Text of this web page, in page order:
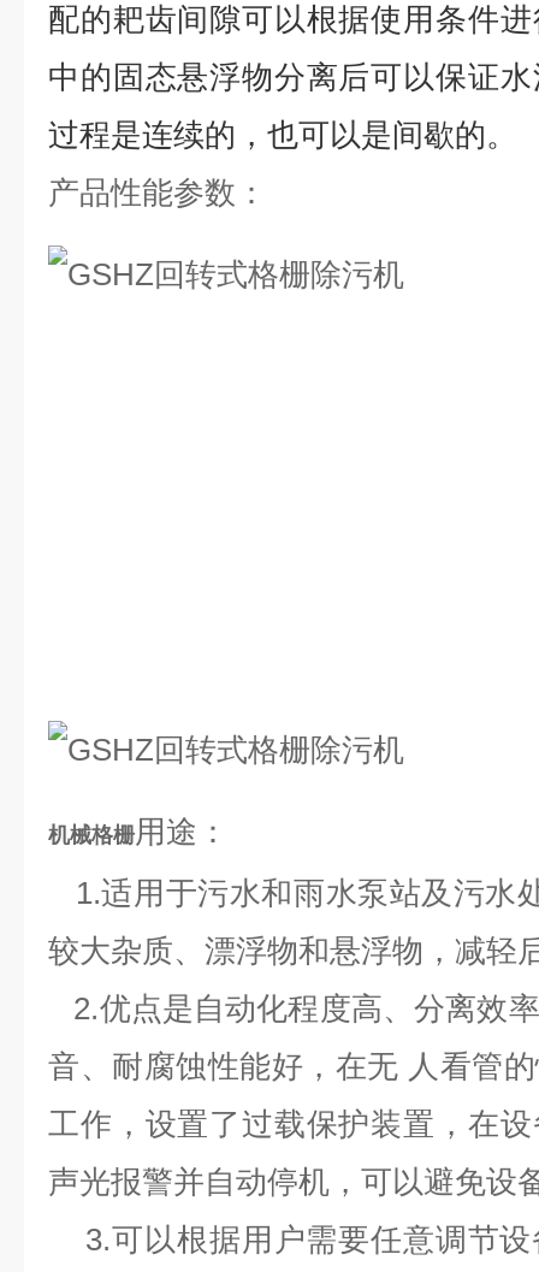
配的耙齿间隙可以根据使用条件
中的固态悬浮物分离后可以保证
过程是连续的，也可以是间歇的。
产品性能参数：
机械格栅用途：
1.适用于污水和雨水泵站及污水
较大杂质、漂浮物和悬浮物，减轻
2.优点是自动化程度高、分离效
音、耐腐蚀性能好，在无 人看管
工作，设置了过载保护装置，在
声光报警并自动停机，可以避免设
3.可以根据用户需要任意调节